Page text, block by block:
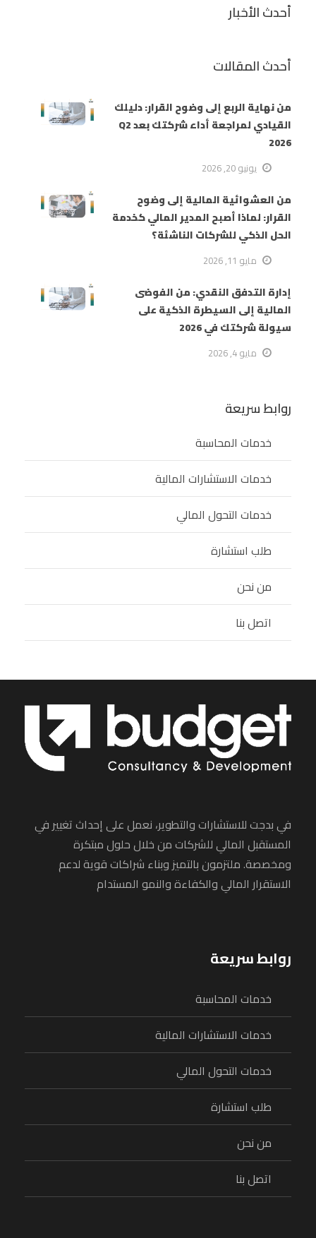
أحدث الأخبار
أحدث المقالات
من نهاية الربع إلى وضوح القرار: دليلك
القيادي لمراجعة أداء شركتك بعد Q2
2026
يونيو 20, 2026
من العشوائية المالية إلى وضوح
القرار: لماذا أصبح المدير المالي كخدمة
الحل الذكي للشركات الناشئة؟
مايو 11, 2026
إدارة التدفق النقدي: من الفوضى
المالية إلى السيطرة الذكية على
سيولة شركتك في 2026
مايو 4, 2026
روابط سريعة
خدمات المحاسبة
خدمات الاستشارات المالية
خدمات التحول المالي
طلب استشارة
من نحن
اتصل بنا
في بدجت للاستشارات والتطوير، نعمل على إحداث تغيير في
المستقبل المالي للشركات من خلال حلول مبتكرة
ومخصصة. ملتزمون بالتميز وبناء شراكات قوية لدعم
الاستقرار المالي والكفاءة والنمو المستدام
روابط سريعة
خدمات المحاسبة
خدمات الاستشارات المالية
خدمات التحول المالي
طلب استشارة
من نحن
اتصل بنا